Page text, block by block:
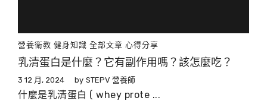
營養衛教 健身知識 全部文章 心得分享
乳清蛋白是什麼？它有副作用嗎？該怎麼吃？
3 12 月, 2024 by STEPV 營養師
什麼是乳清蛋白 ( whey prote ...